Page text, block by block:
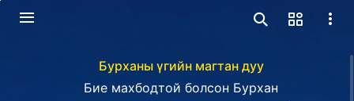
Бурханы үгийн магтан дуу
Бие махбодтой болсон Бурхан